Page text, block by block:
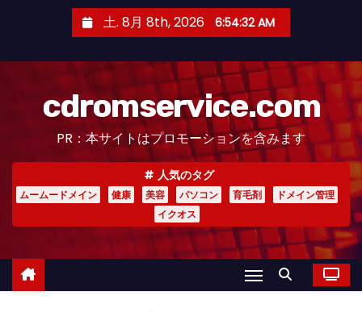
土. 8月 8th, 2026 6:54:33 AM
cdromservice.com
PR：本サイトはプロモーションを含みます
人気のタグ
ムームードメイン 健康 美容 パソコン 育毛剤
ドメイン管理
イクオス